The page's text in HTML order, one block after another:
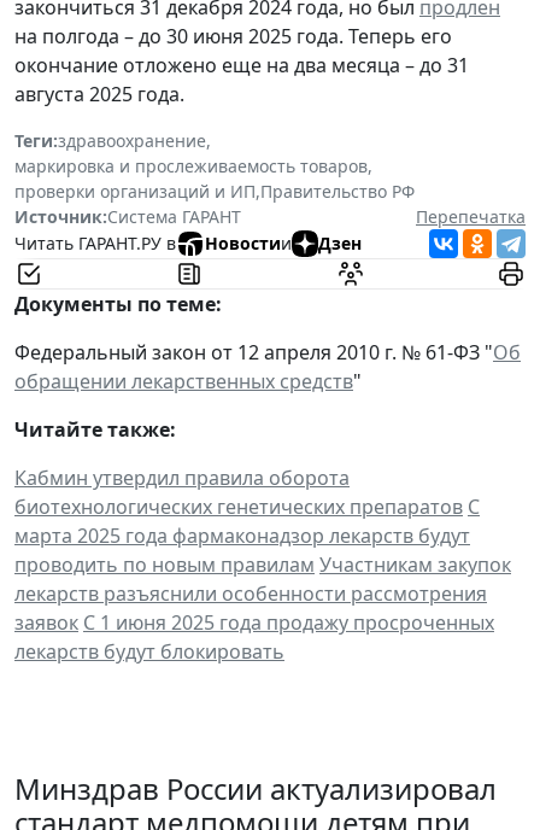
закончиться 31 декабря 2024 года, но был продлен
на полгода – до 30 июня 2025 года. Теперь его
окончание отложено еще на два месяца – до 31
августа 2025 года.
Теги:здравоохранение,
маркировка и прослеживаемость товаров,
проверки организаций и ИП,Правительство РФ
Источник:Система ГАРАНТ
Перепечатка
Читать ГАРАНТ.РУ в
Новостии Дзен
Документы по теме:
Федеральный закон от 12 апреля 2010 г. № 61-ФЗ "Об
обращении лекарственных средств"
Читайте также:
Кабмин утвердил правила оборота
биотехнологических генетических препаратов С
марта 2025 года фармаконадзор лекарств будут
проводить по новым правилам Участникам закупок
лекарств разъяснили особенности рассмотрения
заявок С 1 июня 2025 года продажу просроченных
лекарств будут блокировать
Минздрав России актуализировал
стандарт медпомощи детям при